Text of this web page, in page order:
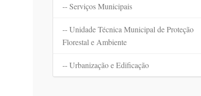
-- Serviços Municipais
-- Unidade Técnica Municipal de Proteção
Florestal e Ambiente
-- Urbanização e Edificação